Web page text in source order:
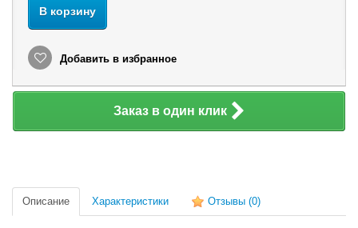
В корзину
Добавить в избранное
Заказ в один клик
Описание Характеристики Отзывы (0)